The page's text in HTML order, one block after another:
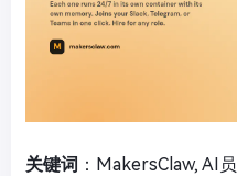
关键词 ：MakersClaw, AI